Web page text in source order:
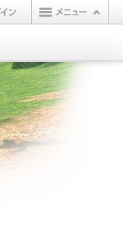
ログイン